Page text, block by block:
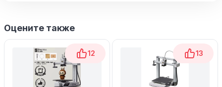
Оцените также
12 13